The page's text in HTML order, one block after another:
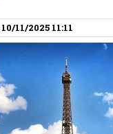
10/11/2025 11:11